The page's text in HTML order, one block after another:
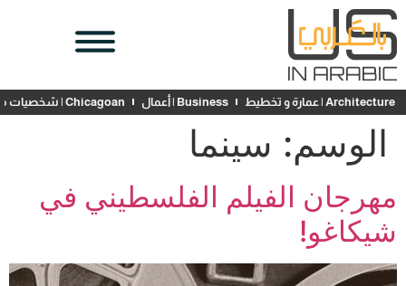
Architecture | عمارة و تخطيط Business | أعمال Chicagoan | شخصيات محلية
الوسم: سينما
مهرجان الفيلم الفلسطيني في
شيكاغو!